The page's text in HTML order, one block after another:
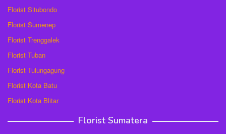
Florist Situbondo
Florist Sumenep
Florist Trenggalek
Florist Tuban
Florist Tulungagung
Florist Kota Batu
Florist Kota Blitar
Florist Sumatera